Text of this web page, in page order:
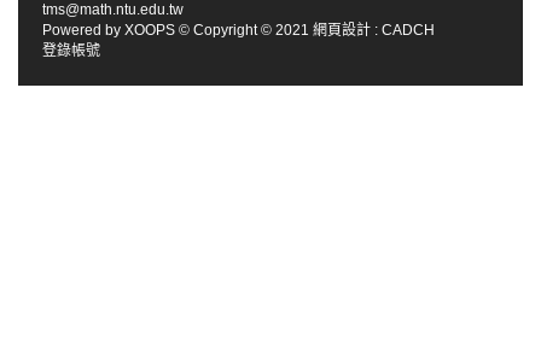
tms@math.ntu.edu.tw
Powered by XOOPS © Copyright © 2021 網頁設計 : CADCH
登錄帳號